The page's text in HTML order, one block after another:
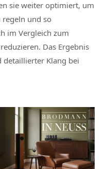
sie weiter optimiert, um
regeln und so
im Vergleich zum
Das Ergebnis
Klang bei